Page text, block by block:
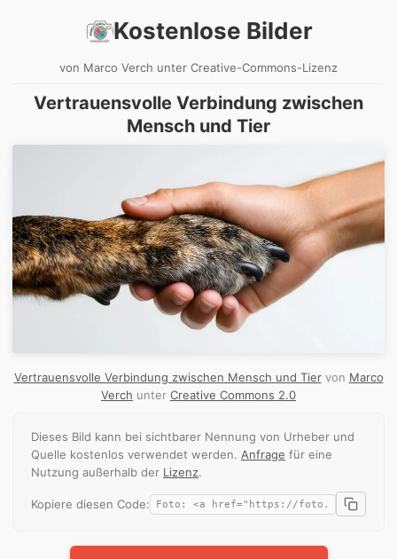
Kostenlose Bilder
von Marco Verch unter Creative-Commons-Lizenz
Vertrauensvolle Verbindung zwischen
Mensch und Tier
Vertrauensvolle Verbindung zwischen Mensch und Tiervon Marco
Verch unter Creative Commons 2.0
Dieses Bild kann bei sichtbarer Nennung von Urheber und
Quelle kostenlos verwendet werden. Anfrage für eine
Nutzung außerhalb der Lizenz.
Kopiere diesen Code: